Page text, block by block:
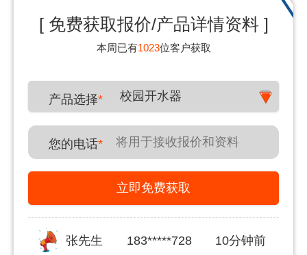
[ 免费获取报价/产品详情资料 ]
本周已有1023位客户获取
产品选择* 校园开水器
您的电话*
立即免费获取
张先生 183*****728
10分钟前